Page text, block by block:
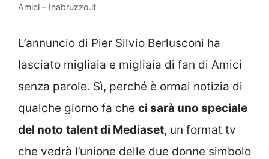
Amici – Inabruzzo.it
L’annuncio di Pier Silvio Berlusconi ha
lasciato migliaia e migliaia di fan di Amici
senza parole. Sì, perché è ormai notizia di
qualche giorno fa che ci sarà uno speciale
del noto talent di Mediaset, un format tv
che vedrà l’unione delle due donne simbolo